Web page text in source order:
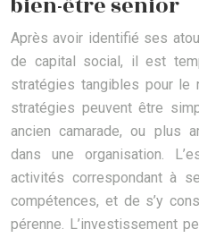
Après avoir identifié ses
de capital social, il est
stratégies tangibles pour le
stratégies peuvent être
ancien camarade, ou plus
dans une organisation.
activités correspondant à
compétences, et de s’y
pérenne. L’investissement